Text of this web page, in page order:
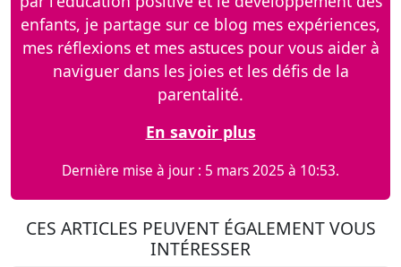
enfants, je partage sur ce blog mes expériences,
mes réflexions et mes astuces pour vous aider à
naviguer dans les joies et les défis de la
parentalité.
En savoir plus
Dernière mise à jour : 5 mars 2025 à 10:53.
CES ARTICLES PEUVENT ÉGALEMENT VOUS
INTÉRESSER